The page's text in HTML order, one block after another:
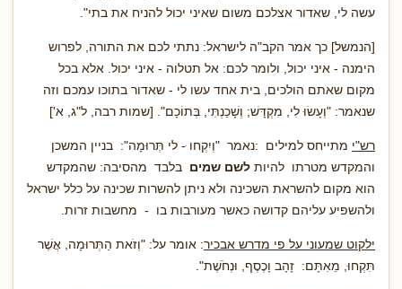
עשה לי, שאדור אצלכם משום שאיני יכול להניח את בתי".
[הנמשל] כך אמר הקב"ה לישראל: נתתי לכם את התורה, לפרוש
הימנה - איני יכול, ולומר לכם: אל תטלוה - איני יכול. אלא בכל
מקום שאתם הולכים, בית אחד עשו לי - שאדור בתוכו עמכם וזה
שנאמר: "וְעָשׂוּ לִי, מִקְדָּשׁ; וְשָׁכַנְתִּי, בְּתוֹכָם". [שמות רבה, ל"ג, א']
רש"י מתייחס למילים :נאמר "וְיִקְחו ּ- לי תְּרוּמָה": בניין המשכן
והמקדש מטרתו להיות לשם שמים בלבד מהסיבה: שהמקדש
הוא מקום להשראת השכינה ולא ניתן להשרות שכינה על כלל ישראל
ולהשפיע עליהם קדושה כאשר מעורבות בו - מחשבות זרות.
ילקוט שמעוני על פי מדרש אבכיר: אומר על: "וְזֹאת הַתְּרוּמָה, אֲשֶׁר
תִּקְחוּ, מֵאִתָּם: זָהָב וָכֶסֶף, וּנְחֹשֶׁת".